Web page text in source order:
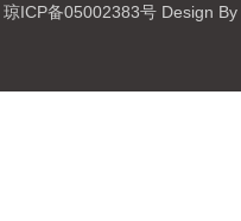
琼ICP备05002383号 Design By